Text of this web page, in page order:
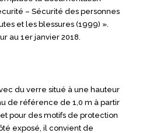
– Sécurité des personnes
et les blessures (1999) ».
au 1er janvier 2018.
du verre situé à une hauteur
de référence de 1,0 m à partir
pour des motifs de protection
exposé, il convient de